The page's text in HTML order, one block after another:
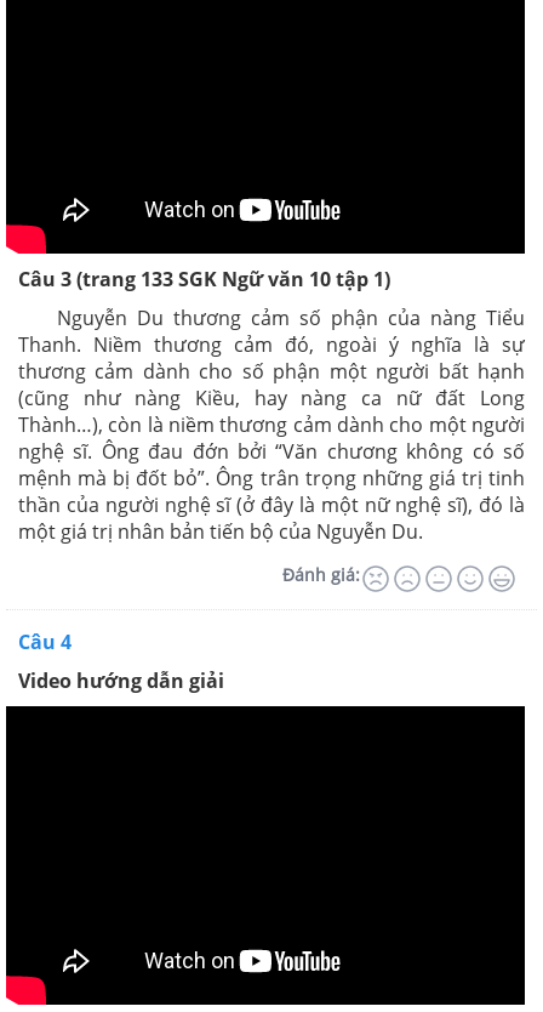
Câu 3 (trang 133 SGK Ngữ văn 10 tập 1)
Nguyễn Du thương cảm số phận của nàng Tiểu
Thanh. Niềm thương cảm đó, ngoài ý nghĩa là sự
thương cảm dành cho số phận một người bất hạnh
(cũng như nàng Kiều, hay nàng ca nữ đất Long
Thành…), còn là niềm thương cảm dành cho một người
nghệ sĩ. Ông đau đớn bởi “Văn chương không có số
mệnh mà bị đốt bỏ”. Ông trân trọng những giá trị tinh
thần của người nghệ sĩ (ở đây là một nữ nghệ sĩ), đó là
một giá trị nhân bản tiến bộ của Nguyễn Du.
Đánh giá:
Câu 4
Video hướng dẫn giải